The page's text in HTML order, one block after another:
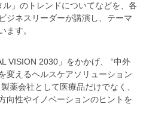
」のトレンドについてなどを、各
ジネスリーダーが講演し、テーマ
ます。
VISION 2030」をかかげ、 “中外
変えるヘルスケアソリューション
薬会社として医療品だけでなく、
向性やイノベーションのヒントを